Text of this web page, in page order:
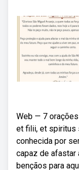
Web — 7
et filii, et spiritus
conhecida por
capaz de afastar
bençãos para